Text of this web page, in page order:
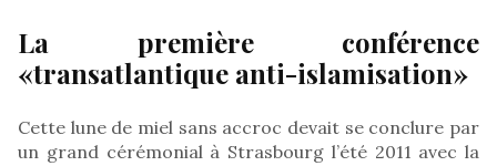
La première conférence
«transatlantique anti-islamisation»
Cette lune de miel sans accroc devait se conclure par
un grand cérémonial à Strasbourg l’été 2011 avec la